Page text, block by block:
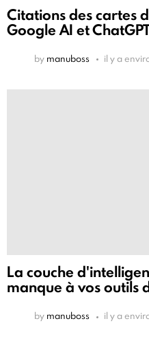
Citations des cartes
Google AI et
by manuboss il y a
La couche
manque à vos outils
by manuboss il y a